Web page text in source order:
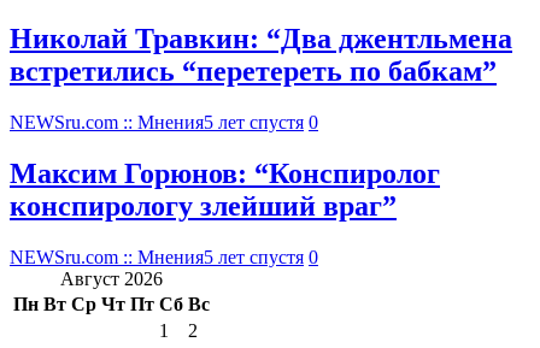
Николай Травкин: “Два джентльмена
встретились “перетереть по бабкам”
NEWSru.com :: Мнения5 лет спустя 0
Максим Горюнов: “Конспиролог
конспирологу злейший враг”
NEWSru.com :: Мнения5 лет спустя 0
Август 2026
Пн Вт Ср Чт Пт Сб Вс
1
2